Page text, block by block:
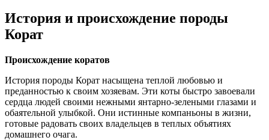
История и происхождение породы
Корат
Происхождение коратов
История породы Корат насыщена теплой любовью и
преданностью к своим хозяевам. Эти коты быстро завоевали
сердца людей своими нежными янтарно-зелеными глазами и
обаятельной улыбкой. Они истинные компаньоны в жизни,
готовые радовать своих владельцев в теплых объятиях
домашнего очага.